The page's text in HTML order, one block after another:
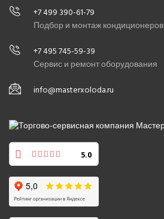
+7 499 390-61-79
Подбор и монтаж кондиционеров
+7 495 745-59-39
Сервис и ремонт оборудования
info@masterxoloda.ru
5.0